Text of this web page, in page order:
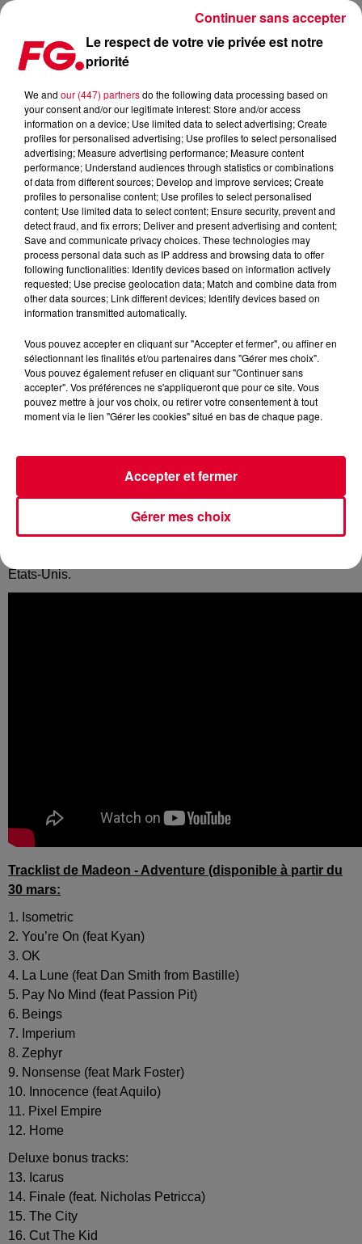
MADEON : SON PREMIER ALBUM LE 30 MARS
Publié : 3 février 2015 à 11h44 par La rédaction
Le jeune français, qui a déjà collaboré avec de grands
Toute la tracklist de cet album intituléAdventurea été
dévoilée et on y retrouve notamment les titres déjà
disponiblesYou’re OnetImperium. Après la sortie de
Madeon enchainera entre autres avec
par un passage à la Gaité Lyrique à Paris le 3 avril et
Etats-Unis.
Tracklist de Madeon - Adventure (disponible à partir du
30 mars:
1. Isometric
2. You’re On (feat Kyan)
3. OK
4. La Lune (feat Dan Smith from Bastille)
5. Pay No Mind (feat Passion Pit)
6. Beings
7. Imperium
8. Zephyr
9. Nonsense (feat Mark Foster)
10. Innocence (feat Aquilo)
11. Pixel Empire
12. Home
Deluxe bonus tracks:
13. Icarus
14. Finale (feat. Nicholas Petricca)
15. The City
16. Cut The Kid
Le respect de votre vie privée est notre
priorité
We and our (447) partnersdo the following data processing based on
your consent and/or our legitimate interest: Store and/or access
information on a device; Use limited data to select advertising; Create
profiles for personalised advertising; Use profiles to select personalised
advertising; Measure advertising performance; Measure content
performance; Understand audiences through statistics or combinations
of data from different sources; Develop and improve services; Create
profiles to personalise content; Use profiles to select personalised
content; Use limited data to select content; Ensure security, prevent and
detect fraud, and fix errors; Deliver and present advertising and content;
Save and communicate privacy choices. These technologies may
process personal data such as IP address and browsing data to offer
following functionalities: Identify devices based on information actively
requested; Use precise geolocation data; Match and combine data from
other data sources; Link different devices; Identify devices based on
information transmitted automatically.
Vous pouvez accepter en cliquant sur "Accepter et fermer", ou affiner en
sélectionnant les finalités et/ou partenaires dans "Gérer mes choix".
Vous pouvez également refuser en cliquant sur "Continuer sans
accepter". Vos préférences ne s'appliqueront que pour ce site. Vous
pouvez mettre à jour vos choix, ou retirer votre consentement à tout
moment via le lien "Gérer les cookies" situé en bas de chaque page.
Gérer mes choix
Accepter et fermer
Continuer sans accepter